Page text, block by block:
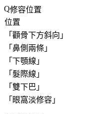
修容位置
位置
「 顴骨下方斜向 」
「 鼻側兩條 」
「 下顎線 」
「 髮際線 」
「 雙下巴 」
「 眼窩淡修容 」